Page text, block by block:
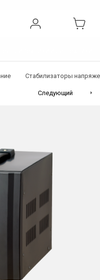
Стабилизаторы
Следующий